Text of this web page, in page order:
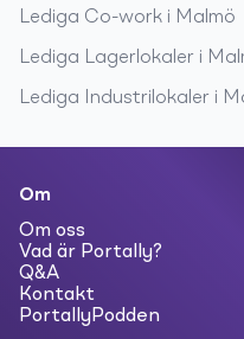
Lediga Co-work i Malmö
Lediga Lagerlokaler i
Lediga Industrilokaler i
Om
Om oss
Vad är Portally?
Q&A
Kontakt
PortallyPodden